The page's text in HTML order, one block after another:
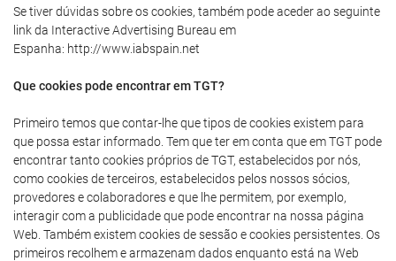
Se tiver dúvidas sobre os cookies, também pode aceder ao seguinte
link da Interactive Advertising Bureau em
Espanha: http://www.iabspain.net
Que cookies pode encontrar em TGT?
Primeiro temos que contar-lhe que tipos de cookies existem para
que possa estar informado. Tem que ter em conta que em TGT pode
encontrar tanto cookies próprios de TGT, estabelecidos por nós,
como cookies de terceiros, estabelecidos pelos nossos sócios,
provedores e colaboradores e que lhe permitem, por exemplo,
interagir com a publicidade que pode encontrar na nossa página
Web. Também existem cookies de sessão e cookies persistentes. Os
primeiros recolhem e armazenam dados enquanto está na Web